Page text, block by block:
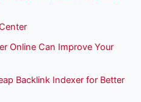
Online Can Improve Your
Backlink Indexer for Better